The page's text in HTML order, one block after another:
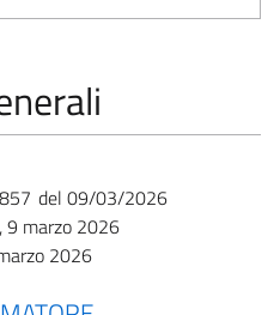
857
09/03/2026
9 marzo 2026
2026